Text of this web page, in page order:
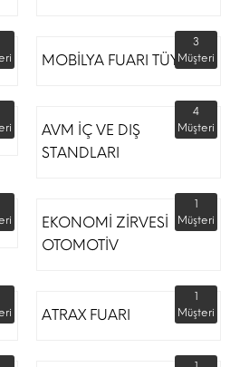
MOBİLYA FUARI TÜYAP
3
Müşteri
AVM İÇ VE DIŞ
STANDLARI
4
Müşteri
EKONOMİ ZİRVESİ
OTOMOTİV
1
Müşteri
ATRAX FUARI
1
Müşteri